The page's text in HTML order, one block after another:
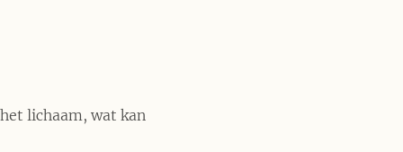
lichaam, wat kan